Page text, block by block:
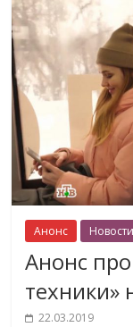
Анонс Новости
Анонс
техники»
22.03.2019